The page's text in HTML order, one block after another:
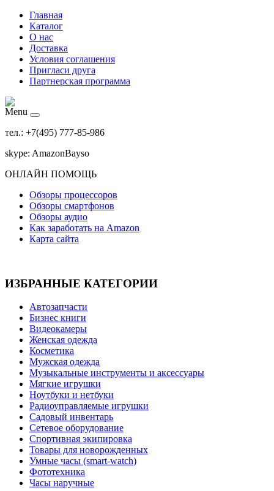
Главная
Каталог
О нас
Доставка
Условия соглашения
Пригласи друга
Партнерская программа
Menu
тел.: +7(495) 777-85-986
skype: AmazonBayso
ОНЛАЙН ПОМОЩЬ
Обзоры процессоров
Обзоры смартфонов
Обзоры аудио
Как заработать на Amazon
Карта сайта
ИЗБРАННЫЕ КАТЕГОРИИ
Автозапчасти
Бизнес книги
Видеокамеры
Женская одежда
Косметика
Мужская одежда
Музыкальные инструменты и аксессуары
Мягкие игрушки
Ноутбуки и нетбуки
Радиоуправляемые игрушки
Садовый инвентарь
Сетевое оборудование
Спортивная экипировка
Товары для новорожденных
Умные часы (smart-watch)
Фототехника
Часы наручные